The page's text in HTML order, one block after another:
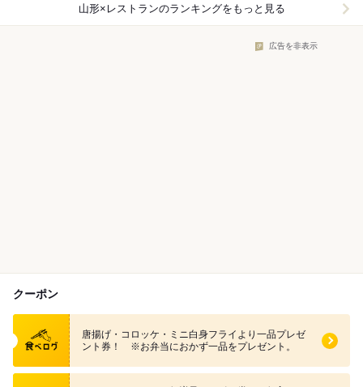
山形×レストランのランキングをもっと見る
広告を非表示
クーポン
食べログ クーポン
唐揚げ・コロッケ・ミニ白身フライより一品プレゼ
ント券！ ※お弁当におかず一品をプレゼント。
食べログ クーポン